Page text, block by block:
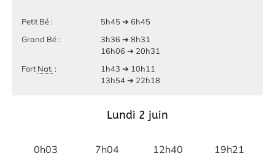
Petit Bé :
5h45 ➔ 6h45
Grand Bé :
3h36 ➔ 8h31
16h06 ➔ 20h31
Fort Nat. :
1h43 ➔ 10h11
13h54 ➔ 22h18
Lundi 2 juin
0h03 7h04 12h40 19h21